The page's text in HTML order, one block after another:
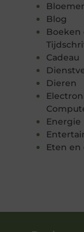
Blog
Boeken
Cadeau
Dieren
Energie
Eten